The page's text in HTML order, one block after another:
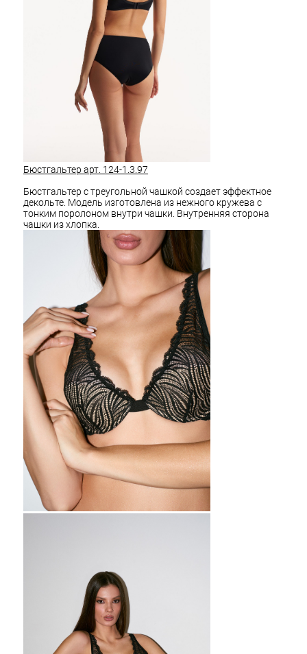
Бюстгальтер арт. 124-1.3.97
Бюстгальтер с треугольной чашкой создает эффектное
декольте. Модель изготовлена из нежного кружева с
тонким поролоном внутри чашки. Внутренняя сторона
чашки из хлопка.